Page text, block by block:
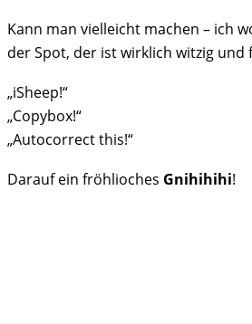
Kann man vielleicht machen – ich
der Spot, der ist wirklich witzig und
„iSheep!“
„Copybox!“
„Autocorrect this!“
Darauf ein fröhlioches Gnihihihi!